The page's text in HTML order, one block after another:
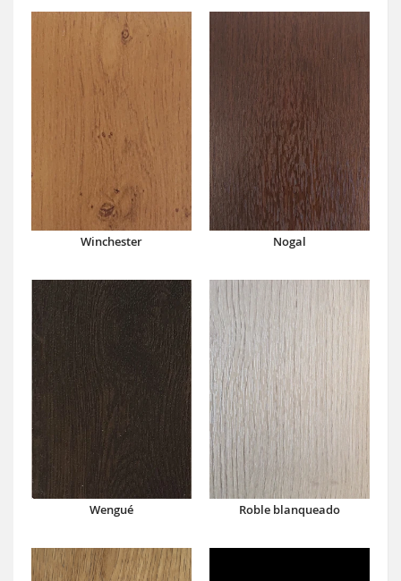
Winchester Nogal
Wengué Roble blanqueado